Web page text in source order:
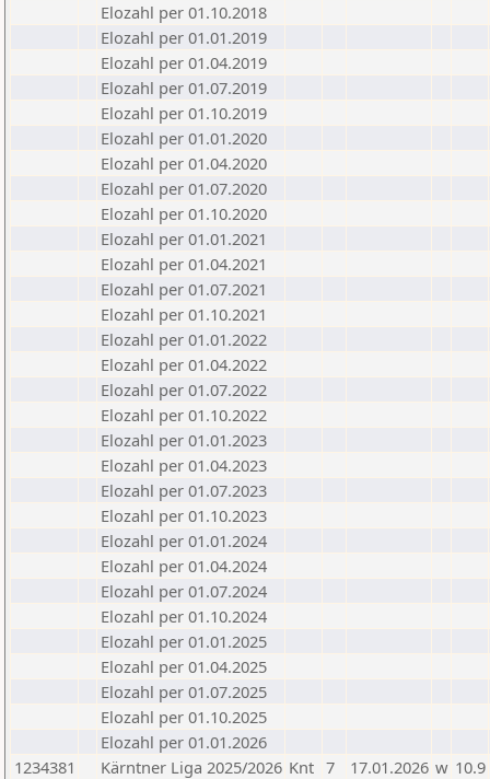
Elozahl per 01.10.2018
Elozahl per 01.01.2019
Elozahl per 01.04.2019
Elozahl per 01.07.2019
Elozahl per 01.10.2019
Elozahl per 01.01.2020
Elozahl per 01.04.2020
Elozahl per 01.07.2020
Elozahl per 01.10.2020
Elozahl per 01.01.2021
Elozahl per 01.04.2021
Elozahl per 01.07.2021
Elozahl per 01.10.2021
Elozahl per 01.01.2022
Elozahl per 01.04.2022
Elozahl per 01.07.2022
Elozahl per 01.10.2022
Elozahl per 01.01.2023
Elozahl per 01.04.2023
Elozahl per 01.07.2023
Elozahl per 01.10.2023
Elozahl per 01.01.2024
Elozahl per 01.04.2024
Elozahl per 01.07.2024
Elozahl per 01.10.2024
Elozahl per 01.01.2025
Elozahl per 01.04.2025
Elozahl per 01.07.2025
Elozahl per 01.10.2025
Elozahl per 01.01.2026
1234381
Kärntner Liga 2025/2026 Knt 7 17.01.2026 w 10.9